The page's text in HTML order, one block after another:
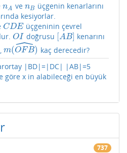
nA
nA ve nB
nB üçgenin kenarlarını
kesiyorlar.
CDE
CDE
üçgeninin çevrel
OI
OI doğrusu [AB]
AB] kenarını
m(OFB
ˆ)
m(OFB^)
kaç derecedir?
|BD|=|DC| |AB|=5
göre x in alabileceği en büyük
737